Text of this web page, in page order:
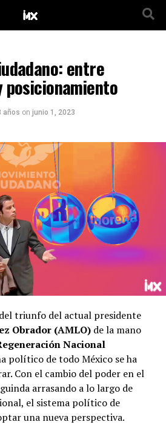
entre
años on junio 1, 2023
triunfo del actual presidente
Obrador (AMLO) de la mano
Nacional
político de todo México se ha
Con el cambio del poder en el
arrasando a lo largo de
el sistema político de
una nueva perspectiva.